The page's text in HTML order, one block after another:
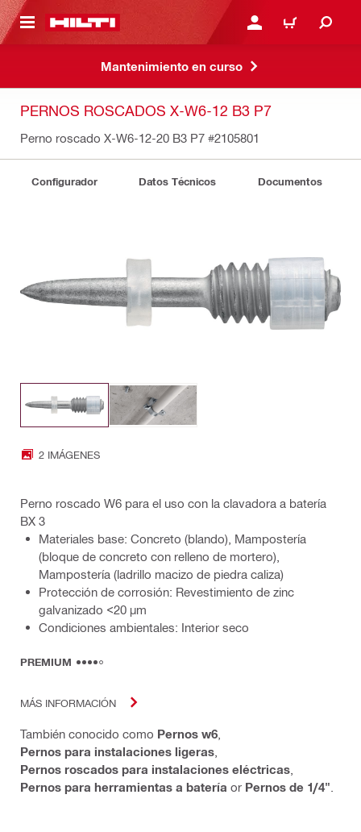
PRINCIPAL INICIE SESIÓN O
CARRITO
Mantenimiento en curso
PERNOS ROSCADOS X-W6-12 B3 P7
Perno roscado X-W6-12-20 B3 P7 #2105801
Configurador Datos Técnicos Documentos
2 IMÁGENES
Perno roscado W6 para el uso con la clavadora a batería
BX 3
Materiales base: Concreto (blando), Mampostería
(bloque de concreto con relleno de mortero),
Mampostería (ladrillo macizo de piedra caliza)
Protección de corrosión: Revestimiento de zinc
galvanizado <20 µm
Condiciones ambientales: Interior seco
PREMIUM
MÁS INFORMACIÓN
También conocido como Pernos w6
Pernos para instalaciones ligeras
Pernos roscados para instalaciones eléctricas
Pernos para herramientas a batería or Pernos de 1/4"